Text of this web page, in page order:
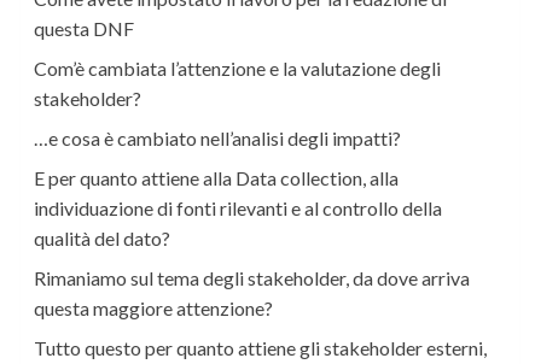
questa DNF
Com’è cambiata l’attenzione e la valutazione degli
stakeholder?
…e cosa è cambiato nell’analisi degli impatti?
E per quanto attiene alla Data collection, alla
individuazione di fonti rilevanti e al controllo della
qualità del dato?
Rimaniamo sul tema degli stakeholder, da dove arriva
questa maggiore attenzione?
Tutto questo per quanto attiene gli stakeholder esterni,